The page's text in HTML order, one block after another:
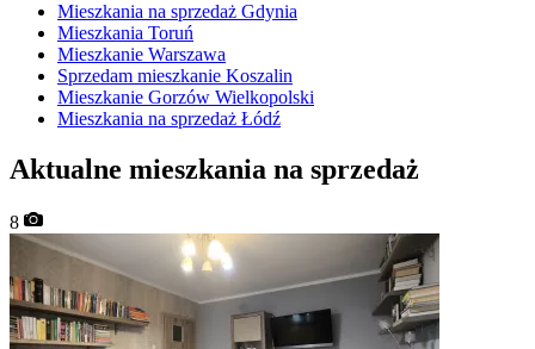
Mieszkania na sprzedaż Gdynia
Mieszkania Toruń
Mieszkanie Warszawa
Sprzedam mieszkanie Koszalin
Mieszkanie Gorzów Wielkopolski
Mieszkania na sprzedaż Łódź
Aktualne mieszkania na sprzedaż
8